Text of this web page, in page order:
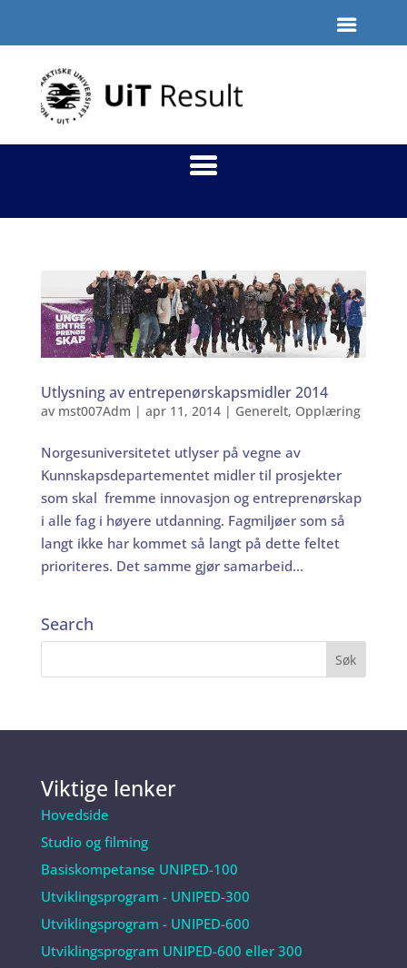
Utlysning av entrepenørskapsmidler 2014
av mst007Adm | apr 11, 2014| Generelt, Opplæring
Norgesuniversitetet utlyser på vegne av
Kunnskapsdepartementet midler til prosjekter
som skal fremme innovasjon og entreprenørskap
i alle fag i høyere utdanning. Fagmiljøer som så
langt ikke har kommet så langt på dette feltet
prioriteres. Det samme gjør samarbeid...
Search
Viktige lenker
Hovedside
Studio og filming
Basiskompetanse UNIPED-100
Utviklingsprogram - UNIPED-300
Utviklingsprogram - UNIPED-600
Utviklingsprogram UNIPED-600 eller 300